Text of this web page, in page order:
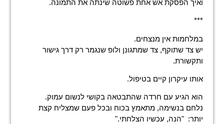
ואיך הפסקת אש אחת פשוטה שינתה את התמונה.
***
במלחמות אין מנצחים.
יש צד שתוקף, צד שמתגונן ולופ שנגמר רק דרך גישור
ותקשורת.
אותו עיקרון קיים בטיפול.
הוא הגיע עם חרדה שהתבטאה בקושי לנשום עמוק.
נלחם בנשימה, מתאמץ בכוח ובכל פעם שמצליח קצת
יותר: "הנה, עכשיו הצלחתי."